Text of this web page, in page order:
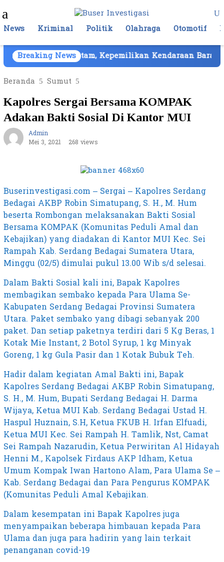
ke
konten
Mobile
News Kriminal Politik Olahraga Otomotif
Breaking News
Cair di Batam, Kepemilikan Kendaraan Barang
Beranda
Sumut
Kapolres Sergai Bersama KOMPAK
Adakan Bakti Sosial Di Kantor MUI
Admin
Mei 3, 2021
268 views
Buserinvestigasi.com – Sergai – Kapolres Serdang
Bedagai AKBP Robin Simatupang, S. H., M. Hum
beserta Rombongan melaksanakan Bakti Sosial
Bersama KOMPAK (Komunitas Peduli Amal dan
Kebajikan) yang diadakan di Kantor MUI Kec. Sei
Rampah Kab. Serdang Bedagai Sumatera Utara,
Minggu (02/5) dimulai pukul 13.00 Wib s/d selesai.
Dalam Bakti Sosial kali ini, Bapak Kapolres
membagikan sembako kepada Para Ulama Se-
Kabupaten Serdang Bedagai Provinsi Sumatera
Utara. Paket sembako yang dibagi sebanyak 200
paket. Dan setiap paketnya terdiri dari 5 Kg Beras, 1
Kotak Mie Instant, 2 Botol Syrup, 1 kg Minyak
Goreng, 1 kg Gula Pasir dan 1 Kotak Bubuk Teh.
Hadir dalam kegiatan Amal Bakti ini, Bapak
Kapolres Serdang Bedagai AKBP Robin Simatupang,
S. H., M. Hum, Bupati Serdang Bedagai H. Darma
Wijaya, Ketua MUI Kab. Serdang Bedagai Ustad H.
Haspul Huznain, S.H, Ketua FKUB H. Irfan Elfuadi,
Ketua MUI Kec. Sei Rampah H. Tamlik, Nst, Camat
Sei Rampah Nazarudin, Ketua Perwiritan Al Hidayah
Henni M., Kapolsek Firdaus AKP Idham, Ketua
Umum Kompak Iwan Hartono Alam, Para Ulama Se –
Kab. Serdang Bedagai dan Para Pengurus KOMPAK
(Komunitas Peduli Amal Kebajikan.
Dalam kesempatan ini Bapak Kapolres juga
menyampaikan beberapa himbauan kepada Para
Ulama dan juga para hadirin yang lain terkait
penanganan covid-19